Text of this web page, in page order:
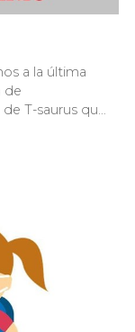
a la última
de
T-saurus que
#abogados